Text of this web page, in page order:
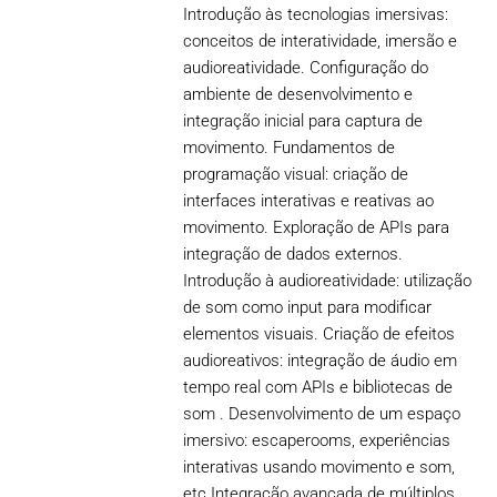
Introdução às tecnologias imersivas:
conceitos de interatividade, imersão e
audioreatividade. Configuração do
ambiente de desenvolvimento e
integração inicial para captura de
movimento. Fundamentos de
programação visual: criação de
interfaces interativas e reativas ao
movimento. Exploração de APIs para
integração de dados externos.
Introdução à audioreatividade: utilização
de som como input para modificar
elementos visuais. Criação de efeitos
audioreativos: integração de áudio em
tempo real com APIs e bibliotecas de
som . Desenvolvimento de um espaço
imersivo: escaperooms, experiências
interativas usando movimento e som,